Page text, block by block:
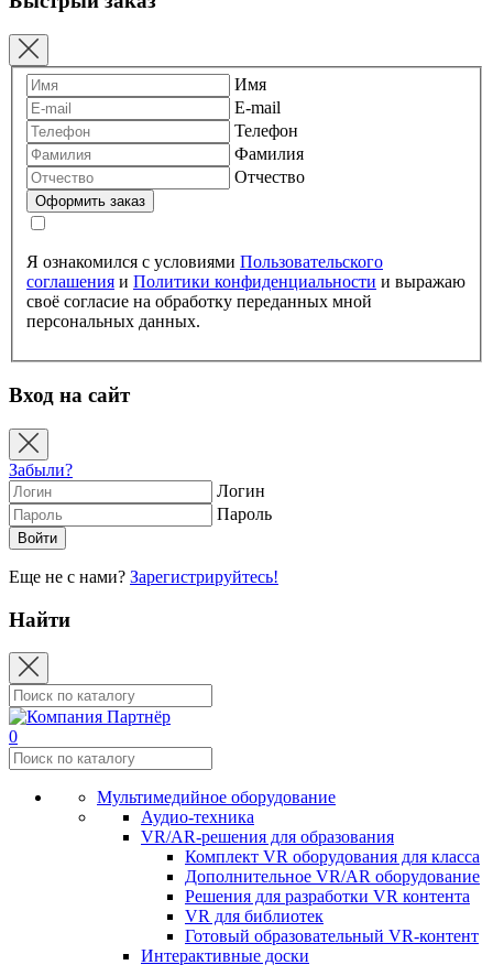
Имя
E-mail
Телефон
Фамилия
Отчество
Я ознакомился с условиями Пользовательского
соглашения и Политики конфиденциальности и выражаю
своё согласие на обработку переданных мной
персональных данных.
Вход на сайт
Забыли?
Логин
Пароль
Еще не с нами? Зарегистрируйтесь!
Найти
0
Мультимедийное оборудование
Аудио-техника
VR/AR-решения для образования
Комплект VR оборудования для класса
Дополнительное VR/AR оборудование
Решения для разработки VR контента
VR для библиотек
Готовый образовательный VR-контент
Интерактивные доски